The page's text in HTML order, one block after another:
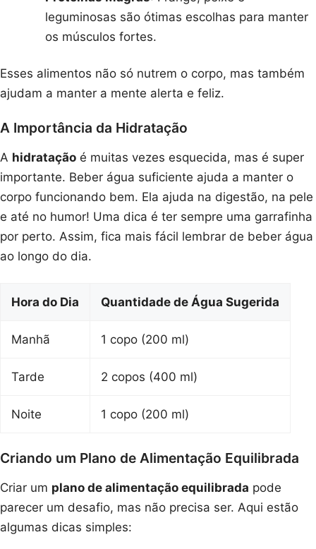
leguminosas são ótimas escolhas para manter
os músculos fortes.
Esses alimentos não só nutrem o corpo, mas também
ajudam a manter a mente alerta e feliz.
A Importância da Hidratação
A hidratação é muitas vezes esquecida, mas é super
importante. Beber água suficiente ajuda a manter o
corpo funcionando bem. Ela ajuda na digestão, na pele
e até no humor! Uma dica é ter sempre uma garrafinha
por perto. Assim, fica mais fácil lembrar de beber água
ao longo do dia.
Hora do Dia Quantidade de Água Sugerida
Manhã 1 copo (200 ml)
Tarde 2 copos (400 ml)
Noite 1 copo (200 ml)
Criando um Plano de Alimentação Equilibrada
Criar um plano de alimentação equilibrada pode
parecer um desafio, mas não precisa ser. Aqui estão
algumas dicas simples: